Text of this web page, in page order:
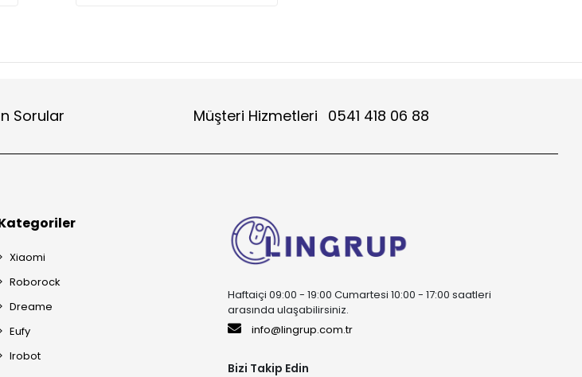
Sorular Müşteri Hizmetleri 0541 418 06 88
Xiaomi
Roborock
Dreame
Eufy
Irobot
Haftaiçi 09:00 - 19:00 Cumartesi 10:00 - 17:00 saatleri
arasında ulaşabilirsiniz.
info@lingrup.com.tr
Bizi Takip Edin